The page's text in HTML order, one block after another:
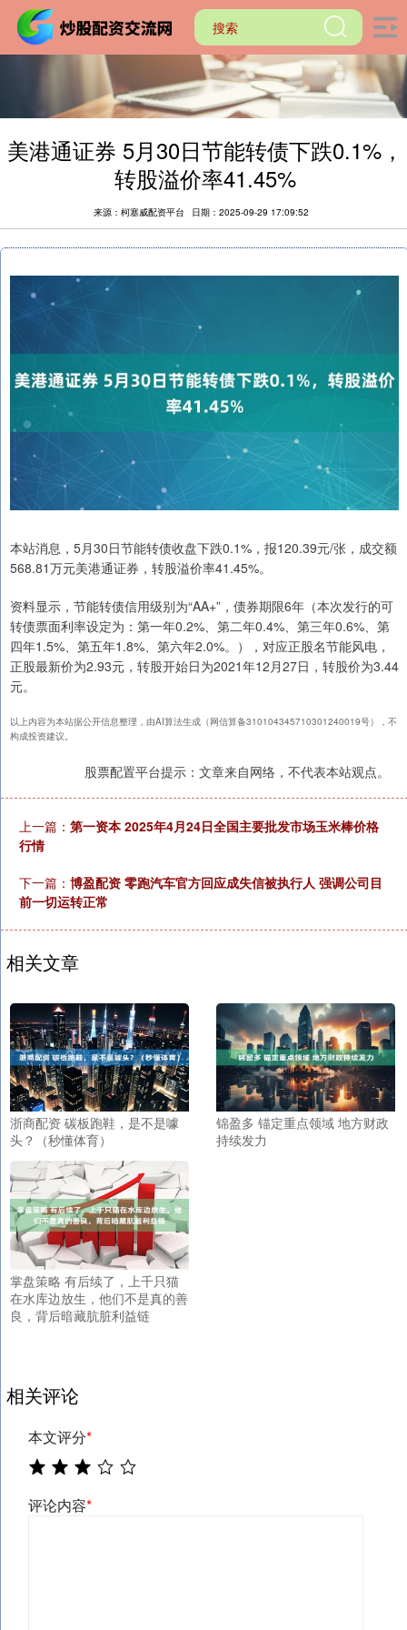
美港通证券 5月30日节能转债下跌0.1%，
转股溢价率41.45%
来源：柯塞威配资平台 日期：2025-09-29 17:09:52
本站消息，5月30日节能转债收盘下跌0.1%，报120.39元/张，成交额
568.81万元美港通证券，转股溢价率41.45%。
资料显示，节能转债信用级别为“AA+”，债券期限6年（本次发行的可
转债票面利率设定为：第一年0.2%、第二年0.4%、第三年0.6%、第
四年1.5%、第五年1.8%、第六年2.0%。），对应正股名节能风电，
正股最新价为2.93元，转股开始日为2021年12月27日，转股价为3.44
元。
以上内容为本站据公开信息整理，由AI算法生成（网信算备310104345710301240019号），不
构成投资建议。
股票配置平台提示：文章来自网络，不代表本站观点。
上一篇： 第一资本 2025年4月24日全国主要批发市场玉米棒价格
行情
下一篇： 博盈配资 零跑汽车官方回应成失信被执行人 强调公司目
前一切运转正常
相关文章
浙商配资 碳板跑鞋，是不是噱
头？（秒懂体育）
锦盈多 锚定重点领域 地方财政
持续发力
掌盘策略 有后续了，上千只猫
在水库边放生，他们不是真的善
良，背后暗藏肮脏利益链
相关评论
本文评分*
评论内容*